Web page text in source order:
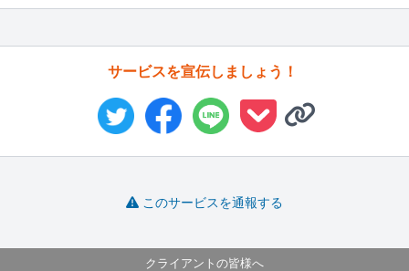
サービスを宣伝しましょう！
このサービスを通報する
クライアントの皆様へ